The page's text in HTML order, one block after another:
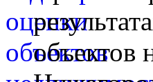
объектов